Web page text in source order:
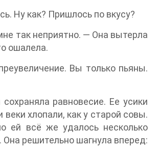
Ну как? Пришлось по вкусу?
так неприятно. — Она вытерла
ошалела.
Вы только пьяны.
равновесие. Ее усики
веки хлопали, как у старой совы.
ей всё же удалось несколько
Она решительно шагнула вперед: